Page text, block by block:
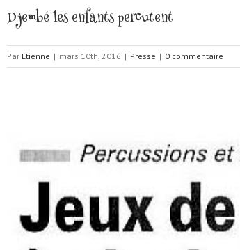
Djembé les enfants percutent
Par Etienne | mars 10th, 2016 | Presse | 0 commentaire